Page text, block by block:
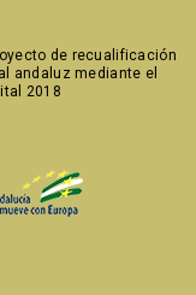
de recualificación
andaluz mediante el
2018